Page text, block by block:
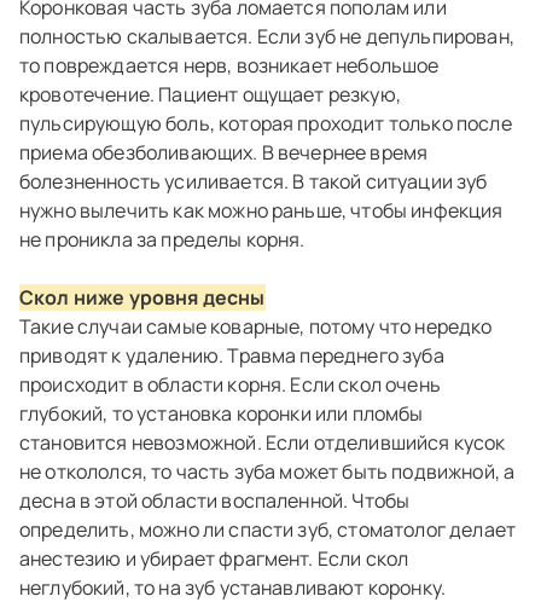
Коронковая часть зуба ломается пополам или
полностью скалывается. Если зуб не депульпирован,
то повреждается нерв, возникает небольшое
кровотечение. Пациент ощущает резкую,
пульсирующую боль, которая проходит только после
приема обезболивающих. В вечернее время
болезненность усиливается. В такой ситуации зуб
нужно вылечить как можно раньше, чтобы инфекция
не проникла за пределы корня.
Скол ниже уровня десны
Такие случаи самые коварные, потому что нередко
приводят к удалению. Травма переднего зуба
происходит в области корня. Если скол очень
глубокий, то установка коронки или пломбы
становится невозможной. Если отделившийся кусок
не откололся, то часть зуба может быть подвижной, а
десна в этой области воспаленной. Чтобы
определить, можно ли спасти зуб, стоматолог делает
анестезию и убирает фрагмент. Если скол
неглубокий, то на зуб устанавливают коронку.